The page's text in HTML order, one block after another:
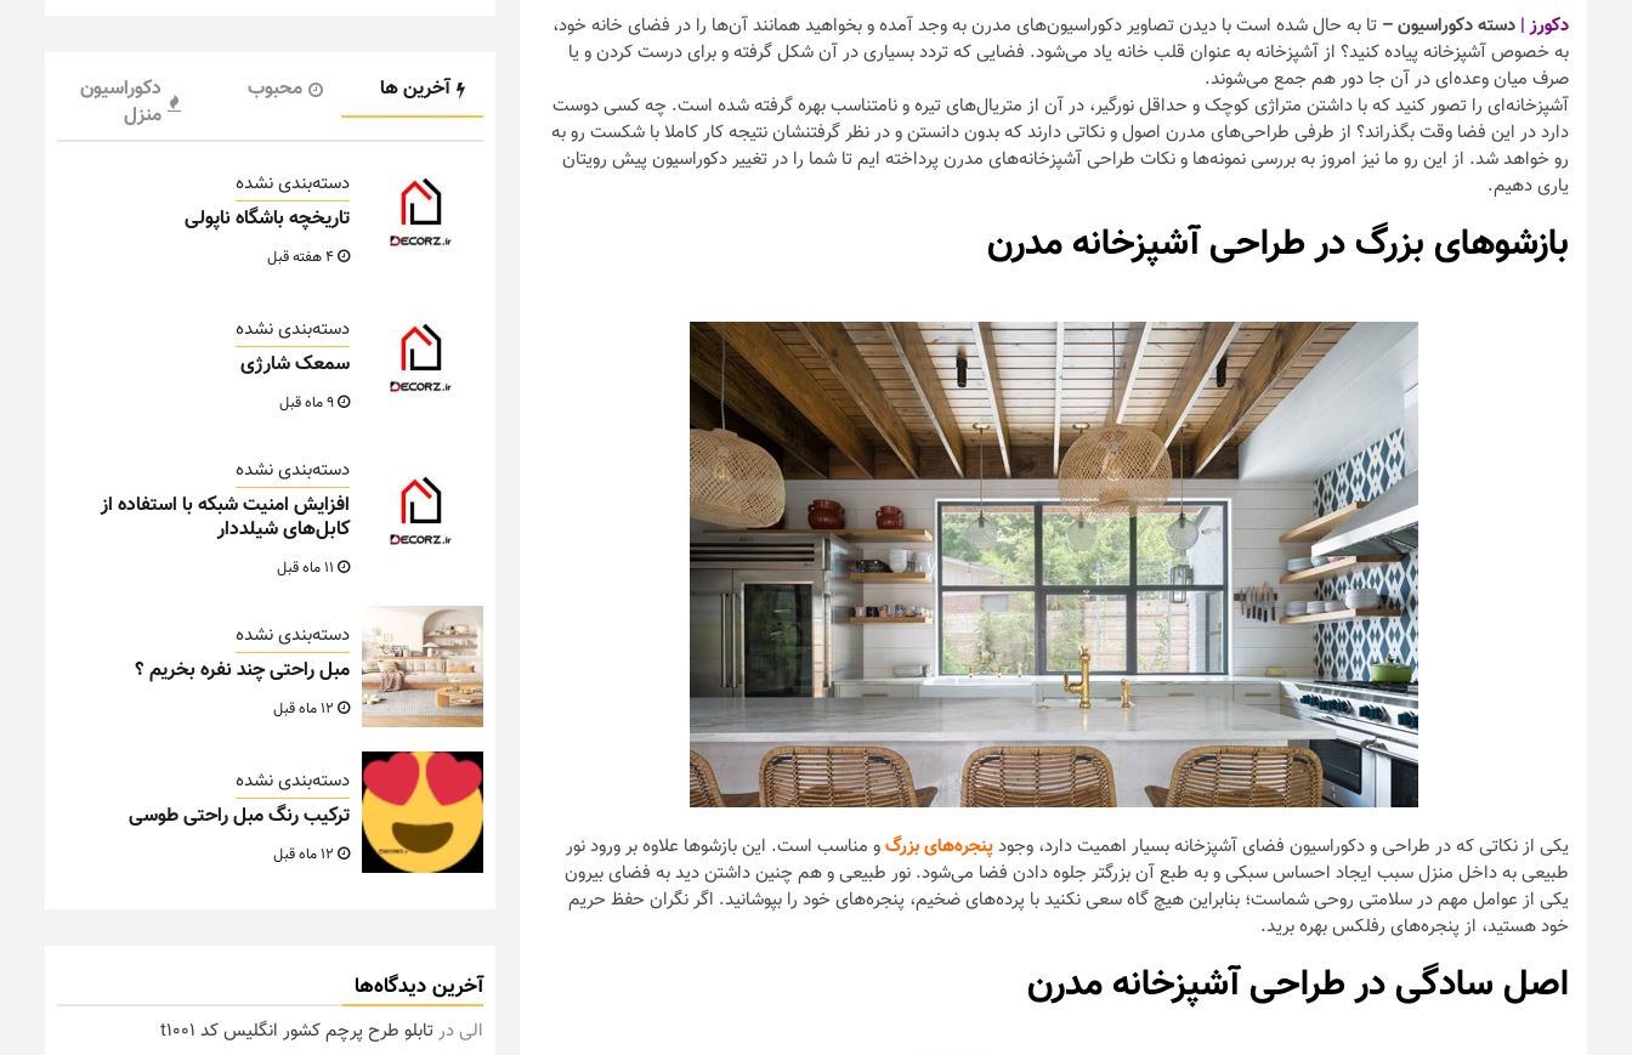
دکورز| دسته دکوراسیون – تا به حال شده است با دیدن تصاویر دکوراسیون‌های مدرن به وجد آمده و بخواهید همانند آن‌ها را در فضای خانه خود،
به خصوص آشپزخانه پیاده کنید؟ از آشپزخانه به عنوان قلب خانه یاد می‌شود. فضایی که تردد بسیاری در آن شکل گرفته و برای درست کردن و یا
صرف میان وعده‌ای در آن جا دور هم جمع می‌شوند.
آشپزخانه‌ای را تصور کنید که با داشتن متراژی کوچک و حداقل نورگیر، در آن از متریال‌های تیره و نامتناسب بهره گرفته شده است. چه کسی دوست
دارد در این فضا وقت بگذراند؟ از طرفی طراحی‌های مدرن اصول و نکاتی دارند که بدون دانستن و در نظر گرفتنشان نتیجه‌ کار کاملا با شکست رو به
رو خواهد شد. از این رو ما نیز امروز به بررسی نمونه‌ها و نکات طراحی آشپزخانه‌های مدرن پرداخته ایم تا شما را در تغییر دکوراسیون پیش رویتان
یاری دهیم.
بازشوهای بزرگ در طراحی آشپزخانه مدرن
یکی از نکاتی که در طراحی و دکوراسیون فضای آشپزخانه بسیار اهمیت دارد، وجودپنجره‌های بزرگو مناسب است. این بازشو‌ها علاوه بر ورود نور
طبیعی به داخل منزل سبب ایجاد احساس سبکی و به طبع آن بزرگتر جلوه دادن فضا می‌شود. نور طبیعی و هم چنین داشتن دید به فضای بیرون
یکی از عوامل مهم در سلامتی روحی شماست؛ بنابراین هیچ گاه سعی نکنید با پرده‌های ضخیم، پنجره‌های خود را بپوشانید. اگر نگران حفظ حریم
خود هستید، از پنجره‌های رفلکس بهره برید.
اصل سادگی در طراحی آشپزخانه مدرن
آخرین ها محبوب
دکوراسیون
منزل
دسته‌بندی نشده
تاریخچه باشگاه ناپولی
دسته‌بندی نشده
سمعک شارژی
دسته‌بندی نشده
افزایش امنیت شبکه با استفاده از
کابل‌های شیلددار
دسته‌بندی نشده
مبل راحتی چند نفره بخریم ؟
دسته‌بندی نشده
ترکیب رنگ مبل راحتی طوسی
آخرین دیدگاه‌ها
الیدرتابلو طرح پرچم کشور انگلیس کد t1001